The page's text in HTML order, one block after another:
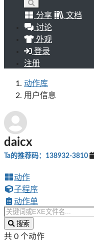
分享
文档
讨论
外观
登录
注册
动作库
用户信息
daicx
Ta的推荐码：138932-3810
动作
子程序
动作单
搜索
共 0 个动作